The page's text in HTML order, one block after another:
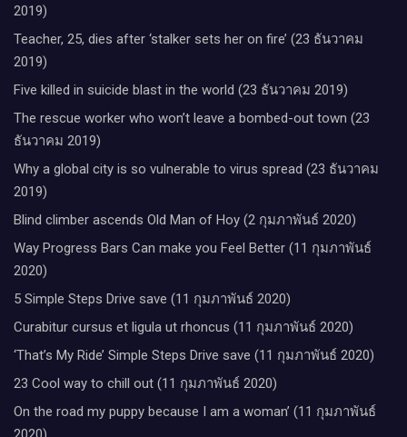
2019)
Teacher, 25, dies after ‘stalker sets her on fire’ (23 ธันวาคม
2019)
Five killed in suicide blast in the world (23 ธันวาคม 2019)
The rescue worker who won’t leave a bombed-out town (23
ธันวาคม 2019)
Why a global city is so vulnerable to virus spread (23 ธันวาคม
2019)
Blind climber ascends Old Man of Hoy (2 กุมภาพันธ์ 2020)
Way Progress Bars Can make you Feel Better (11 กุมภาพันธ์
2020)
5 Simple Steps Drive save (11 กุมภาพันธ์ 2020)
Curabitur cursus et ligula ut rhoncus (11 กุมภาพันธ์ 2020)
‘That’s My Ride’ Simple Steps Drive save (11 กุมภาพันธ์ 2020)
23 Cool way to chill out (11 กุมภาพันธ์ 2020)
On the road my puppy because I am a woman’ (11 กุมภาพันธ์